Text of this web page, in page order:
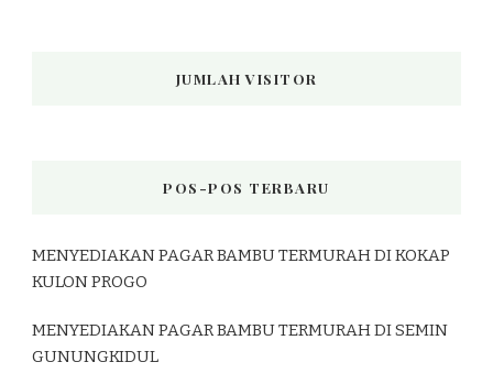
JUMLAH VISITOR
POS-POS TERBARU
MENYEDIAKAN PAGAR BAMBU TERMURAH DI KOKAP
KULON PROGO
MENYEDIAKAN PAGAR BAMBU TERMURAH DI SEMIN
GUNUNGKIDUL